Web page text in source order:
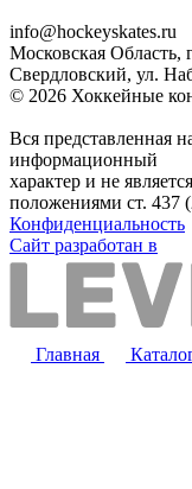
info@hockeyskates.ru
Московская Область,
Свердловский, ул.
© 2026 Хоккейные
Вся представленная
информационный
характер и не
положениями ст. 437
Конфиденциальность
Сайт разработан в
Главная